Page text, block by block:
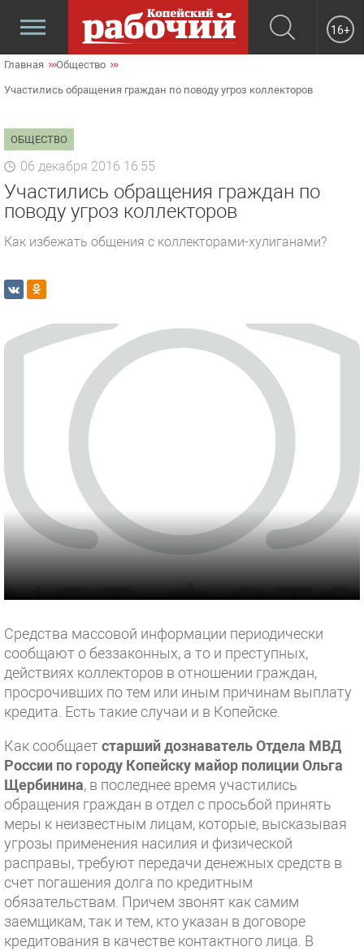
16+
Главная Общество
Участились обращения граждан по поводу угроз коллекторов
ОБЩЕСТВО
06 декабря 2016 16:55
Участились обращения граждан по
поводу угроз коллекторов
Как избежать общения с коллекторами-хулиганами?
Средства массовой информации периодически
сообщают о беззаконных, а то и преступных,
действиях коллекторов в отношении граждан,
просрочивших по тем или иным причинам выплату
кредита. Есть такие случаи и в Копейске.
Как сообщаетстарший дознаватель Отдела МВД
России по городу Копейску майор полиции Ольга
Щербинина, в последнее время участились
обращения граждан в отдел с просьбой принять
меры к неизвестным лицам, которые, высказывая
угрозы применения насилия и физической
расправы, требуют передачи денежных средств в
счет погашения долга по кредитным
обязательствам. Причем звонят как самим
заемщикам, так и тем, кто указан в договоре
кредитования в качестве контактного лица. В